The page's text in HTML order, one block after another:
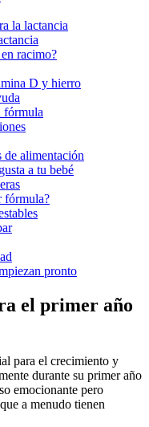
la lactancia
racimo?
D y hierro
fórmula
de alimentación
a tu bebé
fórmula?
pronto
el primer año
para el crecimiento y
durante su primer año
emocionante pero
a menudo tienen